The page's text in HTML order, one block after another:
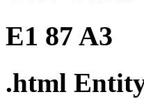
E1 87 A3
.html